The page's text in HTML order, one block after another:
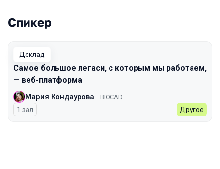
Выступления в сезоне 2026 Autumn
Спикер
Доклад
Самое большое легаси, с которым мы работаем,
— веб-платформа
Мария Кондаурова BIOCAD
1 зал Другое